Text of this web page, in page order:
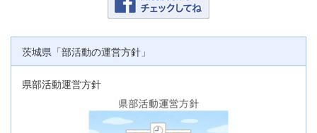
茨城県「部活動の運営方針」
県部活動運営方針